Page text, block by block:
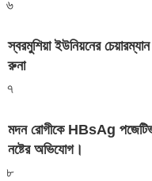
৬
স্বরমুশিয়া ইউনিয়নের
রুনা
৭
মদন রোগীকে HBsAg পজেটিভ
নষ্টের অভিযোগ।
৮